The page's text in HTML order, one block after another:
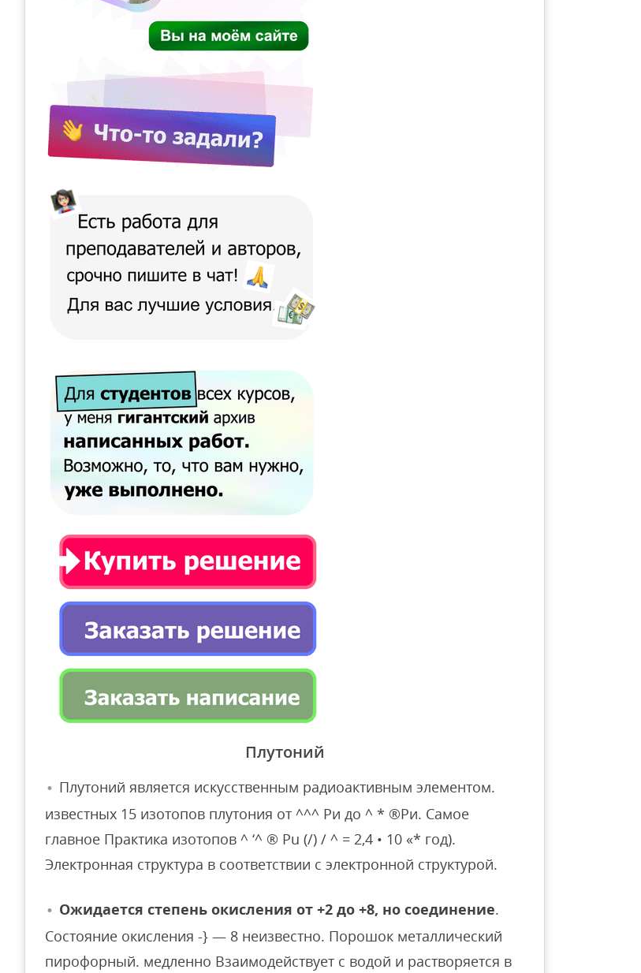
Плутоний
Плутоний является искусственным радиоактивным элементом.
известных 15 изотопов плутония от ^^^ Ри до ^ * ®Ри. Самое
главное Практика изотопов ^ ‘^ ® Pu (/) / ^ = 2,4 • 10 «* год).
Электронная структура в соответствии с электронной структурой.
Ожидается степень окисления от +2 до +8, но соединение.
Состояние окисления -} — 8 неизвестно. Порошок металлический
пирофорный. медленно Взаимодействует с водой и растворяется в